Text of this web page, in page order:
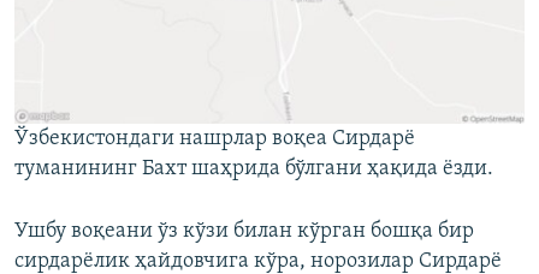
Ўзбекистондаги нашрлар воқеа Сирдарё
туманининг Бахт шаҳрида бўлгани ҳақида ёзди.
Ушбу воқеани ўз кўзи билан кўрган бошқа бир
сирдарёлик ҳайдовчига кўра, норозилар Сирдарё